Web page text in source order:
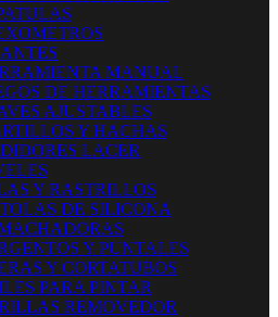
MANUAL
DE HERRAMIENTAS
AJUSTABLES
Y HACHAS
LACER
Y RASTRILLOS
DE SILICONA
Y PUNTALES
Y CORTATUBOS
PARA PINTAR
REMOVEDOR